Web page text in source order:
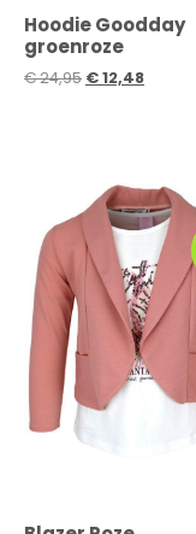
Hoodie Goodday
groenroze
€24,95 €12,48